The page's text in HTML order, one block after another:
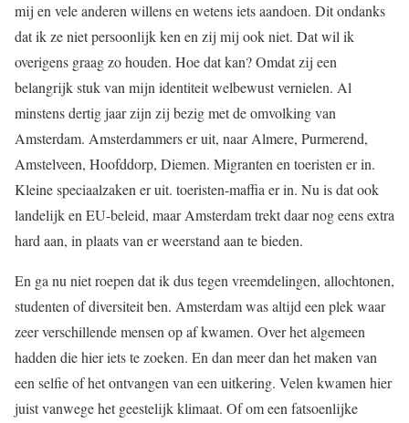
mij en vele anderen willens en wetens iets aandoen. Dit ondanks
dat ik ze niet persoonlijk ken en zij mij ook niet. Dat wil ik
overigens graag zo houden. Hoe dat kan? Omdat zij een
belangrijk stuk van mijn identiteit welbewust vernielen. Al
minstens dertig jaar zijn zij bezig met de omvolking van
Amsterdam. Amsterdammers er uit, naar Almere, Purmerend,
Amstelveen, Hoofddorp, Diemen. Migranten en toeristen er in.
Kleine speciaalzaken er uit. toeristen-maffia er in. Nu is dat ook
landelijk en EU-beleid, maar Amsterdam trekt daar nog eens extra
hard aan, in plaats van er weerstand aan te bieden.
En ga nu niet roepen dat ik dus tegen vreemdelingen, allochtonen,
studenten of diversiteit ben. Amsterdam was altijd een plek waar
zeer verschillende mensen op af kwamen. Over het algemeen
hadden die hier iets te zoeken. En dan meer dan het maken van
een selfie of het ontvangen van een uitkering. Velen kwamen hier
juist vanwege het geestelijk klimaat. Of om een fatsoenlijke